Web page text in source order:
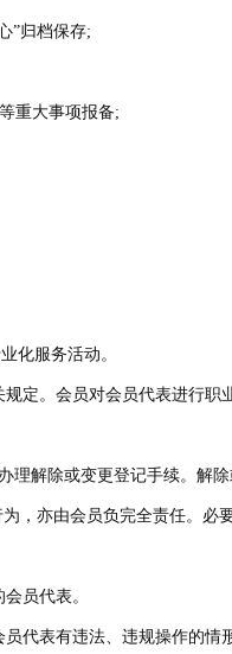
”归档保存;
重大事项报备;
化服务活动。
定。会员对会员代表进行职
理解除或变更登记手续。解
，亦由会员负完全责任。必
员代表。
代表有违法、违规操作的情